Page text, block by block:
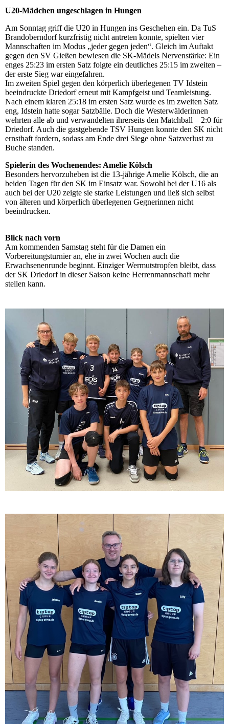
U20-Mädchen ungeschlagen in Hungen
Am Sonntag griff die U20 in Hungen ins Geschehen ein. Da TuS
Brandoberndorf kurzfristig nicht antreten konnte, spielten vier
Mannschaften im Modus „jeder gegen jeden“. Gleich im Auftakt
gegen den SV Gießen bewiesen die SK-Mädels Nervenstärke: Ein
enges 25:23 im ersten Satz folgte ein deutliches 25:15 im zweiten –
der erste Sieg war eingefahren.
Im zweiten Spiel gegen den körperlich überlegenen TV Idstein
beeindruckte Driedorf erneut mit Kampfgeist und Teamleistung.
Nach einem klaren 25:18 im ersten Satz wurde es im zweiten Satz
eng, Idstein hatte sogar Satzbälle. Doch die Westerwälderinnen
wehrten alle ab und verwandelten ihrerseits den Matchball – 2:0 für
Driedorf. Auch die gastgebende TSV Hungen konnte den SK nicht
ernsthaft fordern, sodass am Ende drei Siege ohne Satzverlust zu
Buche standen.
Spielerin des Wochenendes: Amelie Kölsch
Besonders hervorzuheben ist die 13-jährige Amelie Kölsch, die an
beiden Tagen für den SK im Einsatz war. Sowohl bei der U16 als
auch bei der U20 zeigte sie starke Leistungen und ließ sich selbst
von älteren und körperlich überlegenen Gegnerinnen nicht
beeindrucken.
Blick nach vorn
Am kommenden Samstag steht für die Damen ein
Vorbereitungsturnier an, ehe in zwei Wochen auch die
Erwachsenenrunde beginnt. Einziger Wermutstropfen bleibt, dass
der SK Driedorf in dieser Saison keine Herrenmannschaft mehr
stellen kann.